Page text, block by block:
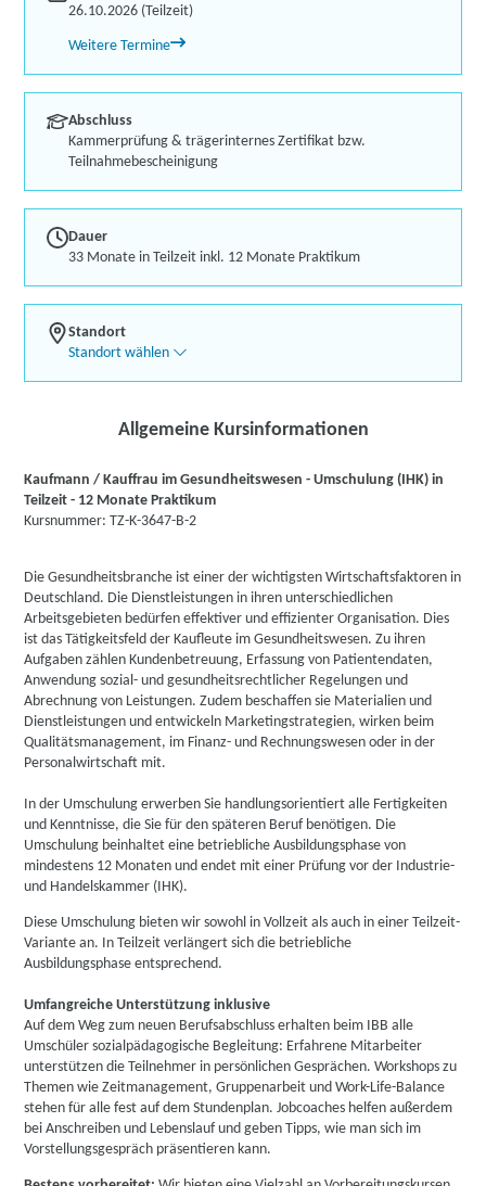
26.10.2026 (Teilzeit)
Weitere Termine
Abschluss
Kammerprüfung & trägerinternes Zertifikat bzw.
Teilnahmebescheinigung
Dauer
33 Monate in Teilzeit inkl. 12 Monate Praktikum
Standort
Standort wählen
Allgemeine Kursinformationen
Kaufmann / Kauffrau im Gesundheitswesen - Umschulung (IHK) in
Teilzeit - 12 Monate Praktikum
Kursnummer: TZ-K-3647-B-2
Die Gesundheitsbranche ist einer der wichtigsten Wirtschaftsfaktoren in
Deutschland. Die Dienstleistungen in ihren unterschiedlichen
Arbeitsgebieten bedürfen effektiver und effizienter Organisation. Dies
ist das Tätigkeitsfeld der Kaufleute im Gesundheitswesen. Zu ihren
Aufgaben zählen Kundenbetreuung, Erfassung von Patientendaten,
Anwendung sozial- und gesundheitsrechtlicher Regelungen und
Abrechnung von Leistungen. Zudem beschaffen sie Materialien und
Dienstleistungen und entwickeln Marketingstrategien, wirken beim
Qualitätsmanagement, im Finanz- und Rechnungswesen oder in der
Personalwirtschaft mit.
In der Umschulung erwerben Sie handlungsorientiert alle Fertigkeiten
und Kenntnisse, die Sie für den späteren Beruf benötigen. Die
Umschulung beinhaltet eine betriebliche Ausbildungsphase von
mindestens 12 Monaten und endet mit einer Prüfung vor der Industrie-
und Handelskammer (IHK).
Diese Umschulung bieten wir sowohl in Vollzeit als auch in einer Teilzeit-
Variante an. In Teilzeit verlängert sich die betriebliche
Ausbildungsphase entsprechend.
Umfangreiche Unterstützung inklusive
Auf dem Weg zum neuen Berufsabschluss erhalten beim IBB alle
Umschüler sozialpädagogische Begleitung: Erfahrene Mitarbeiter
unterstützen die Teilnehmer in persönlichen Gesprächen. Workshops zu
Themen wie Zeitmanagement, Gruppenarbeit und Work-Life-Balance
stehen für alle fest auf dem Stundenplan. Jobcoaches helfen außerdem
bei Anschreiben und Lebenslauf und geben Tipps, wie man sich im
Vorstellungsgespräch präsentieren kann.